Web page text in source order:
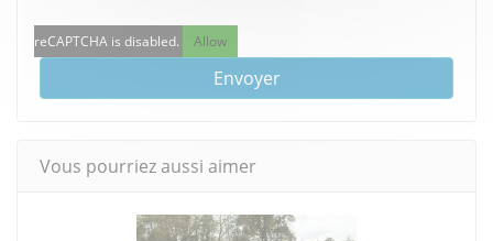
reCAPTCHA is disabled. Allow
Envoyer
Vous pourriez aussi aimer